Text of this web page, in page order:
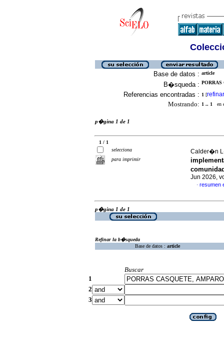
Base de datos : article
B�squeda : PORRAS
Referencias encontradas : 1 [refinar
Mostrando: 1 .. 1 en
p�gina 1 de 1
1 / 1
selecciona
para imprimir
Calder�n
Jun 2026,
· resumen
p�gina 1 de 1
Refinar la b�squeda
Base de datos : article
Buscar
1
2
3